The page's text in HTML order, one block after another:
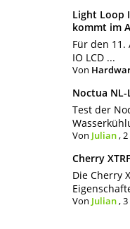
Light Loop
kommt im
Für den
IO LCD ...
Von
Noctua NL-
Test der
Von Julian,
Cherry
Die Cherry
Von Julian,